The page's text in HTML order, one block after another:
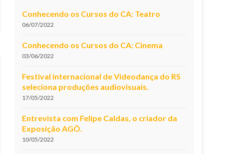
Conhecendo os Cursos do CA: Teatro
06/07/2022
Conhecendo os Cursos do CA: Cinema
03/06/2022
Festival internacional de Videodança do RS
seleciona produções audiovisuais.
17/05/2022
Entrevista com Felipe Caldas, o criador da
Exposição AGÔ.
10/05/2022